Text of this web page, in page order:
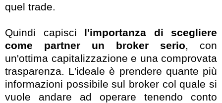
quel trade.
Quindi capisci l'importanza di scegliere
come partner un broker serio, con
un'ottima capitalizzazione e una comprovata
trasparenza. L'ideale è prendere quante più
informazioni possibile sul broker col quale si
vuole andare ad operare tenendo conto